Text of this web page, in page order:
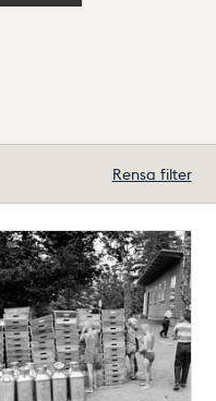
Rensa filter